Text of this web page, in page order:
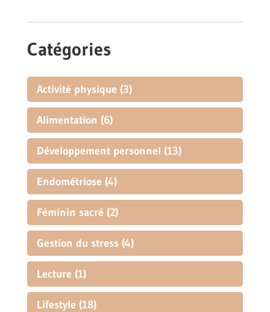
Catégories
Activité physique (3)
Alimentation (6)
Développement personnel (13)
Endométriose (4)
Féminin sacré (2)
Gestion du stress(4)
Lecture (1)
Lifestyle (18)